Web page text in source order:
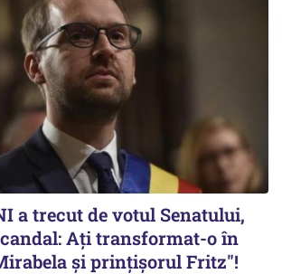
a trecut de votul Senatului,
Ați transformat-o în
şi prinţişorul Fritz"!